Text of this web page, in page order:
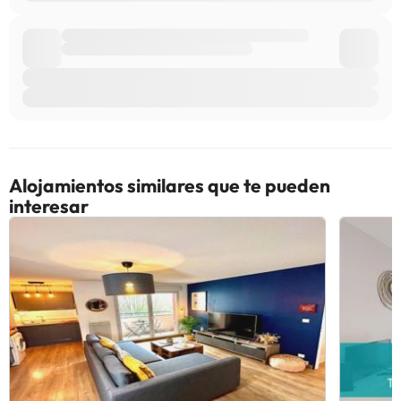
Alojamientos similares que te pueden
interesar